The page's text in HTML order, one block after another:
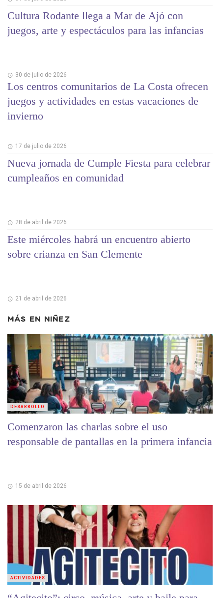
Cultura Rodante llega a Mar de Ajó con
juegos, arte y espectáculos para las infancias
30 de julio de 2026
Los centros comunitarios de La Costa ofrecen
juegos y actividades en estas vacaciones de
invierno
17 de julio de 2026
Nueva jornada de Cumple Fiesta para celebrar
cumpleaños en comunidad
28 de abril de 2026
Este miércoles habrá un encuentro abierto
sobre crianza en San Clemente
21 de abril de 2026
MÁS EN NIÑEZ
Comenzaron las charlas sobre el uso
responsable de pantallas en la primera infancia
15 de abril de 2026
DESARROLLO
ACTIVIDADES